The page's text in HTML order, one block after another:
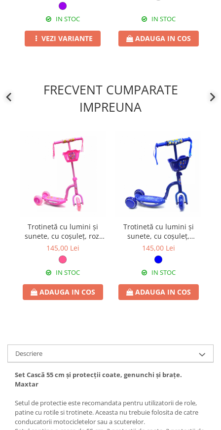
IN STOC
VEZI VARIANTE
IN STOC
ADAUGA IN COS
FRECVENT CUMPARATE
IMPREUNA
Trotinetă cu lumini și
sunete, cu coșuleț, roz,
TRT07
145,00 Lei
IN STOC
ADAUGA IN COS
Trotinetă cu lumini și
sunete, cu coșuleț,
albastru, TRT08
145,00 Lei
IN STOC
ADAUGA IN COS
Descriere
Set Cască 55 cm și protecţii coate, genunchi și brațe.
Maxtar
Setul de protectie este recomandata pentru utilizatorii de role,
patine cu rotile si trotinete. Aceasta nu trebuie folosita de catre
conducatorii motocicletelor sau a scuterelor.